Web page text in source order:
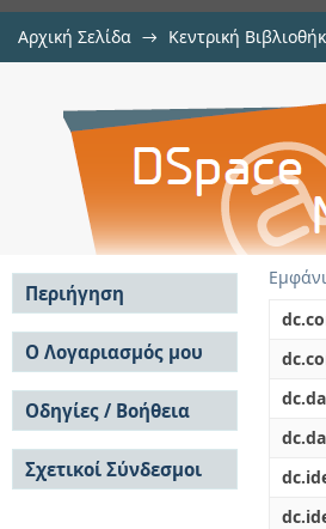
Αρχική Σελίδα → Κεντρική
Ανίχνευση
δεδομένων μέσω
Περιήγηση
Σε όλο το DSpace
Κοινότητες & Συλλογές
Ανά Ημερομηνία
Έκδοσης
Συγγραφείς
Τίτλοι
Θέματα
Ο Λογαριασμός μου
Σύνδεση
Εγγραφή
Οδηγίες / Βοήθεια
Οδηγίες Υποβολής
Οδηγίες Χρήσης ΙΑ
Συχνές Ερωτήσεις
Σχετικοί Σύνδεσμοι